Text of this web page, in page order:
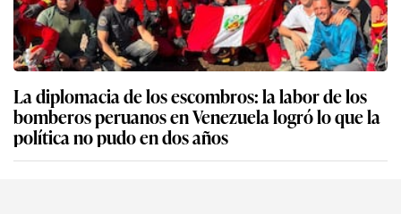
La diplomacia de los escombros: la labor de los
bomberos peruanos en Venezuela logró lo que la
política no pudo en dos años